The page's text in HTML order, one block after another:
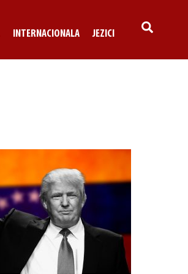
INTERNACIONALA JEZICI